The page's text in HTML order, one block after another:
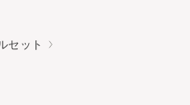
セット